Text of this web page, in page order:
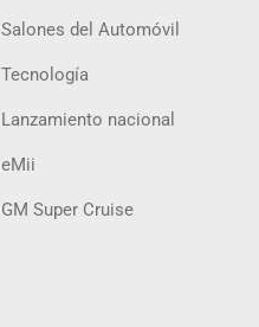
Salones del Automóvil
Tecnología
Lanzamiento nacional
eMii
GM Super Cruise